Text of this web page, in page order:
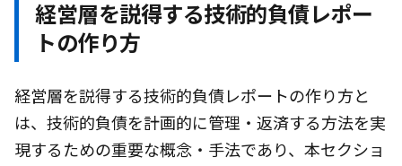
経営層を説得する技術的負債レポー
トの作り方
経営層を説得する技術的負債レポートの作り方と
は、技術的負債を計画的に管理・返済する方法を実
現するための重要な概念・手法であり、本セクショ